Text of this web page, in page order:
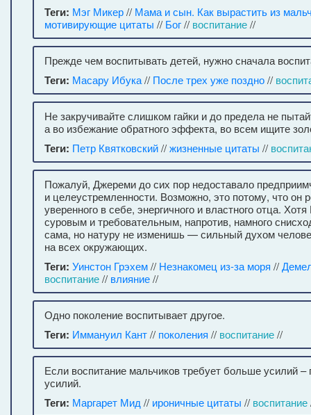
Теги: Мэг Микер// Мама и сын. Как вырастить из
мотивирующие цитаты // Бог// воспитание//
Прежде чем воспитывать детей, нужно сначала
Теги: Масару Ибука// После трех уже поздно//
Не закручивайте слишком гайки и до предела не
а во избежание обратного эффекта, во всем ищите
Теги: Петр Квятковский//жизненные цитаты //
Пожалуй, Джереми до сих пор недоставало
и целеустремленности. Возможно, это потому, что он
уверенного в себе, энергичного и властного отца.
суровым и требовательным, напротив, намного
сама, но натуру не изменишь — сильный духом
на всех окружающих.
Теги: Уинстон Грэхем// Незнакомец из-за моря //
воспитание// влияние//
Одно поколение воспитывает другое.
Теги: Иммануил Кант// поколения // воспитание//
Если воспитание мальчиков требует больше усилий –
усилий.
Теги: Маргарет Мид // ироничные цитаты // воспитание